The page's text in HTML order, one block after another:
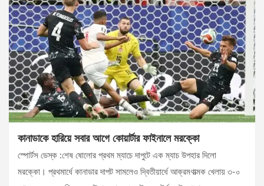
কানাডাকে হারিয়ে সবার আগে কোয়ার্টার ফাইনালে মরক্কো
স্পোর্টস ডেস্ক :শেষ ষোলোর প্রথম ম্যাচে দাপুটে এক ম্যাচ উপহার দিলো
মরক্কো। প্রথমার্ধে কানাডার দাপট সামলেও দ্বিতীয়ার্ধে আক্রমণাত্মক খেলায় ৩-০